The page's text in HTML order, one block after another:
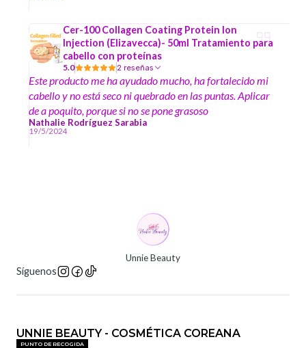
Cer-100 Collagen Coating Protein Ion
Injection (Elizavecca)- 50ml Tratamiento para
cabello con proteínas
5.0 2 reseñas
Este producto me ha ayudado mucho, ha fortalecido mi
cabello y no está seco ni quebrado en las puntas. Aplicar
de a poquito, porque si no se pone grasoso
Nathalie Rodríguez Sarabia
19/5/2024
Unnie Beauty
Síguenos
UNNIE BEAUTY - COSMÉTICA COREANA
PUNTO DE RECOGIDA